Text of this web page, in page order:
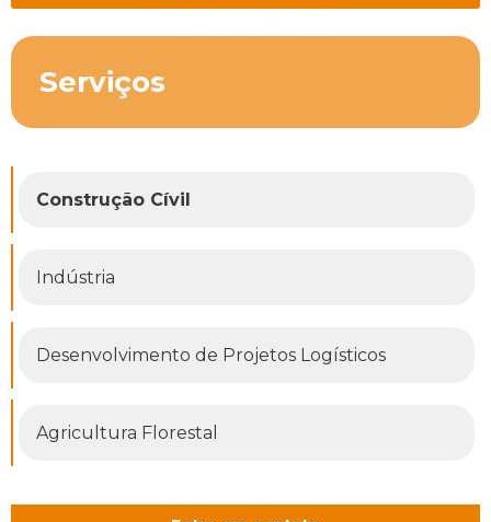
Serviços
Construção Cívil
Indústria
Desenvolvimento de Projetos Logísticos
Agricultura Florestal